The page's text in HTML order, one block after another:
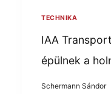
TECHNIKA
IAA
épülnek a
Schermann Sándor